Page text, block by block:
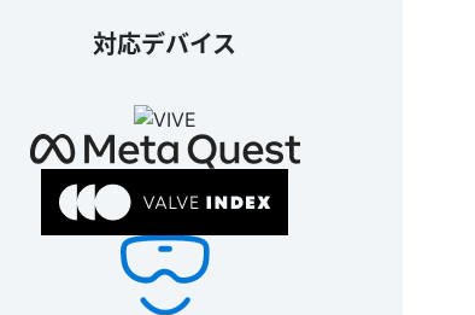
対応デバイス